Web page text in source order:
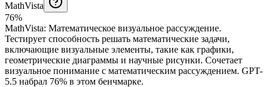
MathVista
76%
MathVista: Математическое визуальное рассуждение.
Тестирует способность решать математические задачи,
включающие визуальные элементы, такие как графики,
геометрические диаграммы и научные рисунки. Сочетает
визуальное понимание с математическим рассуждением. GPT-
5.5 набрал 76% в этом бенчмарке.